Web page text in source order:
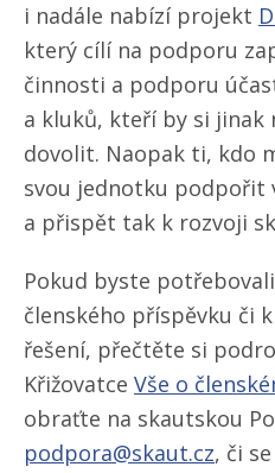
i nadále nabízí projekt
který cílí na podporu
činnosti a podporu
a kluků, kteří by si jinak
dovolit. Naopak ti, kdo
svou jednotku podpořit
a přispět tak k rozvoji
Pokud byste
členského příspěvku či
řešení, přečtěte si
Křižovatce Vše o
obraťte na skautskou
podpora@skaut.cz, či